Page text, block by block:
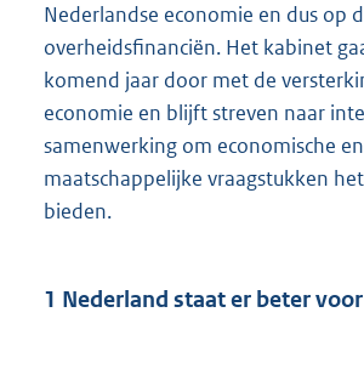
Nederlandse economie en dus op
overheidsfinanciën. Het kabinet
komend jaar door met de
economie en blijft streven naar
samenwerking om economische en
maatschappelijke vraagstukken
bieden.
1 Nederland staat er beter voor